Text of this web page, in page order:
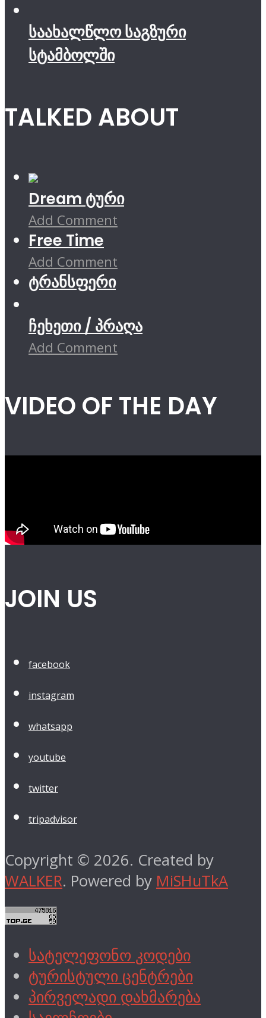
საახალწლო საგზური
სტამბოლში
TALKED ABOUT
Dream ტური
Add Comment
Free Time
Add Comment
ტრანსფერი
ჩეხეთი / პრაღა
Add Comment
VIDEO OF THE DAY
JOIN US
facebook
instagram
whatsapp
youtube
twitter
tripadvisor
Copyright © 2026. Created by
WALKER. Powered by MiSHuTkA
სატელეფონო კოდები
ტურისტული ცენტრები
პირველადი დახმარება